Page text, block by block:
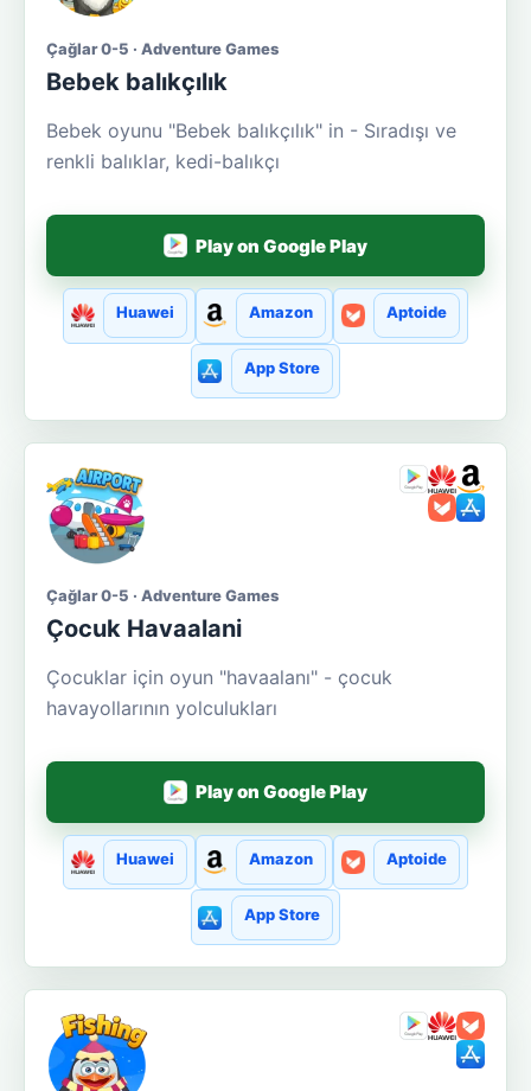
Çağlar 0-5 · Adventure Games
Bebek balıkçılık
Bebek oyunu "Bebek balıkçılık" in - Sıradışı ve
renkli balıklar, kedi-balıkçı
Play on Google Play
Huawei Amazon Aptoide
App Store
Çağlar 0-5 · Adventure Games
Çocuk Havaalani
Çocuklar için oyun "havaalanı" - çocuk
havayollarının yolculukları
Play on Google Play
Huawei Amazon Aptoide
App Store